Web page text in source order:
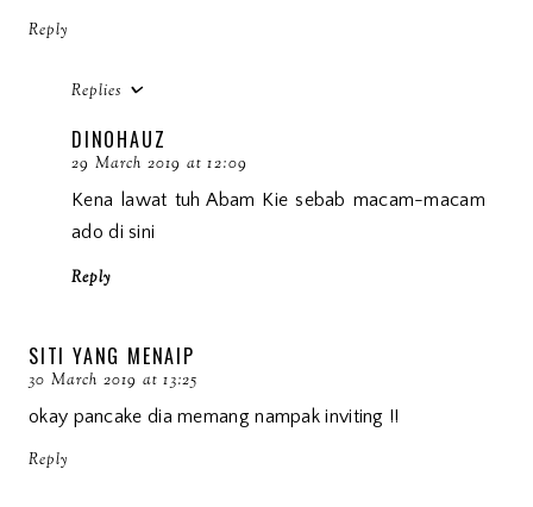
Reply
Replies
DINOHAUZ
29 March 2019 at 12:09
Kena lawat tuh Abam Kie sebab macam-macam
ado di sini
Reply
SITI YANG MENAIP
30 March 2019 at 13:25
okay pancake dia memang nampak inviting !!
Reply